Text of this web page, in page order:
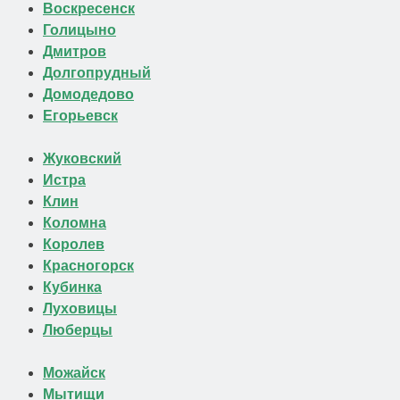
Воскресенск
Голицыно
Дмитров
Долгопрудный
Домодедово
Егорьевск
Жуковский
Истра
Клин
Коломна
Королев
Красногорск
Кубинка
Луховицы
Люберцы
Можайск
Мытищи